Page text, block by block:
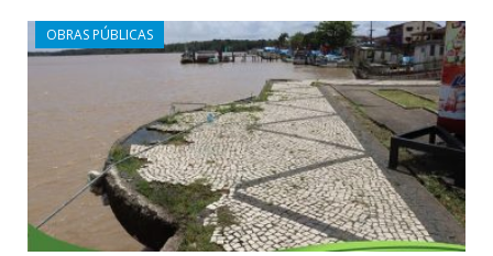
OBRAS PÚBLICAS